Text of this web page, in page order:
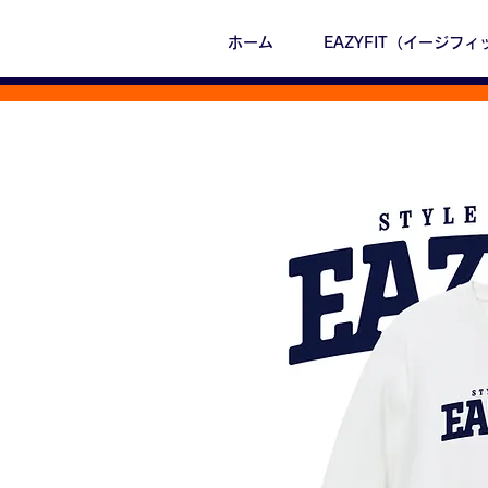
ホーム EAZYFIT（イージフィ